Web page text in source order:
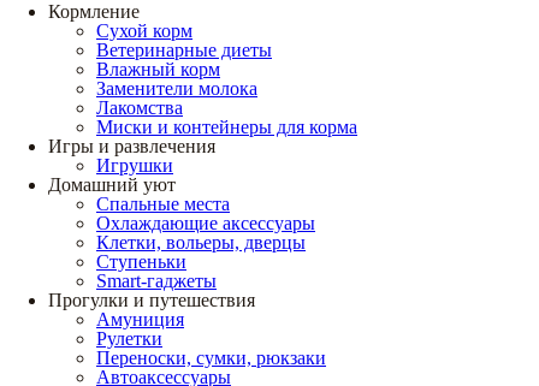
Кормление
Сухой корм
Ветеринарные диеты
Влажный корм
Заменители молока
Лакомства
Миски и контейнеры для корма
Игры и развлечения
Игрушки
Домашний уют
Спальные места
Охлаждающие аксессуары
Клетки, вольеры, дверцы
Ступеньки
Smart-гаджеты
Прогулки и путешествия
Амуниция
Рулетки
Переноски, сумки, рюкзаки
Автоаксессуары